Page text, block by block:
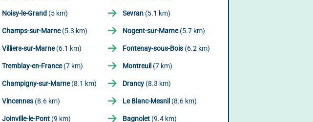
Noisy-le-Grand (5 km) Sevran(5.1 km)
Champs-sur-Marne(5.3 km) Nogent-sur-Marne(5.7 km)
Villiers-sur-Marne(6.1 km) Fontenay-sous-Bois(6.2 km)
Tremblay-en-France(7 km) Montreuil (7 km)
Champigny-sur-Marne(8.1 km) Drancy(8.3 km)
Vincennes (8.6 km) Le Blanc-Mesnil (8.6 km)
Joinville-le-Pont (9 km) Bagnolet(9.4 km)